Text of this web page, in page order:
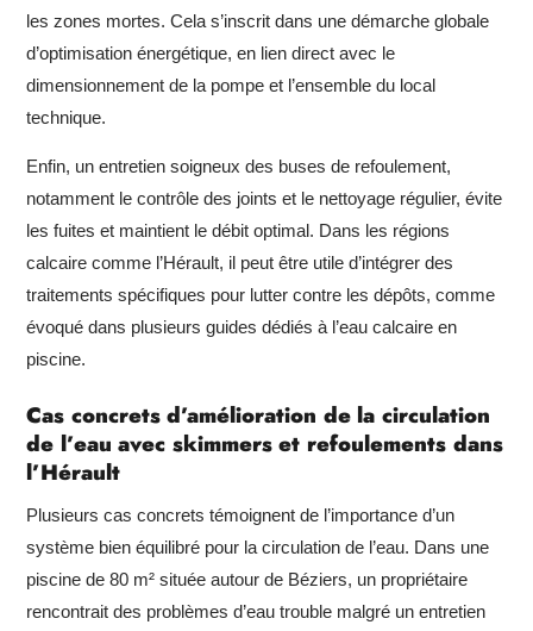
les zones mortes. Cela s’inscrit dans une démarche globale
d’optimisation énergétique, en lien direct avec le
dimensionnement de la pompe et l’ensemble du local
technique.
Enfin, un entretien soigneux des buses de refoulement,
notamment le contrôle des joints et le nettoyage régulier, évite
les fuites et maintient le débit optimal. Dans les régions
calcaire comme l’Hérault, il peut être utile d’intégrer des
traitements spécifiques pour lutter contre les dépôts, comme
évoqué dans plusieurs guides dédiés à l’eau calcaire en
piscine.
Cas concrets d’amélioration de la circulation
de l’eau avec skimmers et refoulements dans
l’Hérault
Plusieurs cas concrets témoignent de l’importance d’un
système bien équilibré pour la circulation de l’eau. Dans une
piscine de 80 m² située autour de Béziers, un propriétaire
rencontrait des problèmes d’eau trouble malgré un entretien